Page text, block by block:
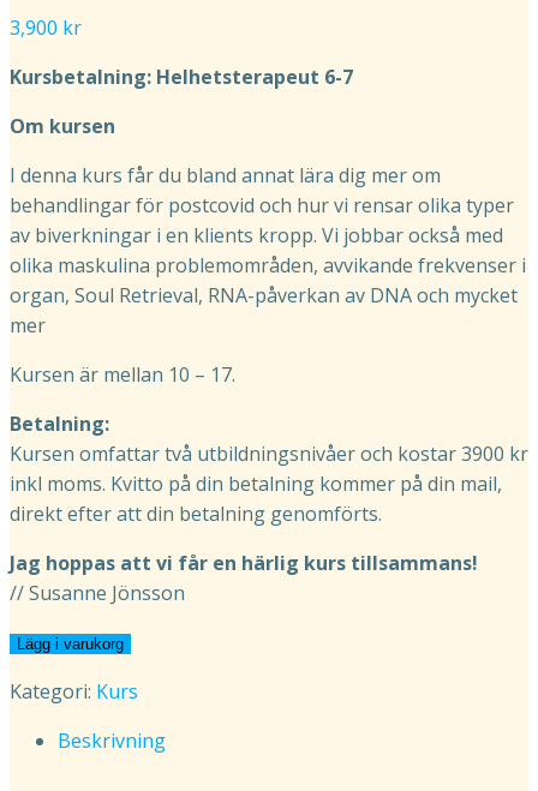
3,900 kr
Kursbetalning: Helhetsterapeut 6-7
Om kursen
I denna kurs får du bland annat lära dig mer om
behandlingar för postcovid och hur vi rensar olika typer
av biverkningar i en klients kropp. Vi jobbar också med
olika maskulina problemområden, avvikande frekvenser i
organ, Soul Retrieval, RNA-påverkan av DNA och mycket
mer
Kursen är mellan 10 – 17.
Betalning:
Kursen omfattar två utbildningsnivåer och kostar 3900 kr
inkl moms. Kvitto på din betalning kommer på din mail,
direkt efter att din betalning genomförts.
Jag hoppas att vi får en härlig kurs tillsammans!
// Susanne Jönsson
Helhetsterapeut
7
Lägg i varukorg
Kategori: Kurs
Beskrivning